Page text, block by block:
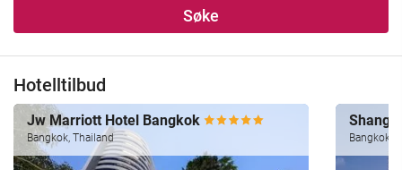
Søke
Hotelltilbud
Jw Marriott Hotel Bangkok
Bangkok, Thailand Bangkok,